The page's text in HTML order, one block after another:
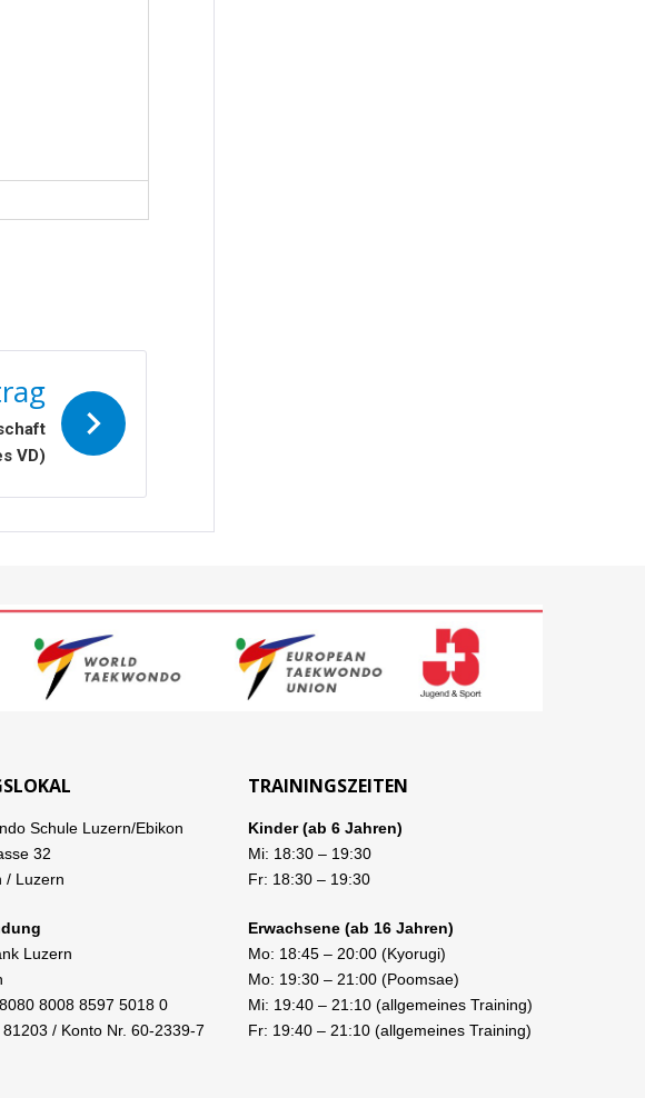
VD)
Schule Luzern/Ebikon
32
/ Luzern
Luzern
8008 8597 5018 0
/ Konto Nr. 60-2339-7
TRAININGSZEITEN
Kinder (ab 6 Jahren)
Mi: 18:30 – 19:30
Fr: 18:30 – 19:30
Erwachsene (ab 16 Jahren)
Mo: 18:45 – 20:00 (Kyorugi)
Mo: 19:30 – 21:00 (Poomsae)
Mi: 19:40 – 21:10 (allgemeines Training)
Fr: 19:40 – 21:10 (allgemeines Training)